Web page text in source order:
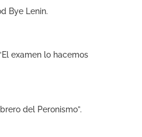
Bye Lenin.
examen lo hacemos
del Peronismo”.